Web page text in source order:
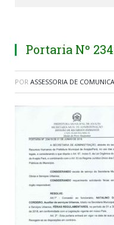
Portaria Nº
POR ASSESSORIA DE